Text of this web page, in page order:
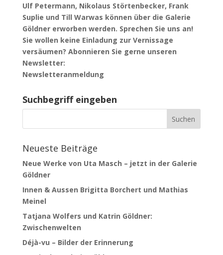
Ulf Petermann, Nikolaus Störtenbecker, Frank
Suplie und Till Warwas können über die Galerie
Göldner erworben werden. Sprechen Sie uns an!
Sie wollen keine Einladung zur Vernissage
versäumen? Abonnieren Sie gerne unseren
Newsletter:
Newsletteranmeldung
Suchbegriff eingeben
Neueste Beiträge
Neue Werke von Uta Masch – jetzt in der Galerie
Göldner
Innen & Aussen Brigitta Borchert und Mathias
Meinel
Tatjana Wolfers und Katrin Göldner:
Zwischenwelten
Déjà-vu – Bilder der Erinnerung